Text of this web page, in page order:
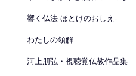
響く仏法-ほとけのおしえ-
わたしの領解
河上朋弘・視聴覚仏教作品集